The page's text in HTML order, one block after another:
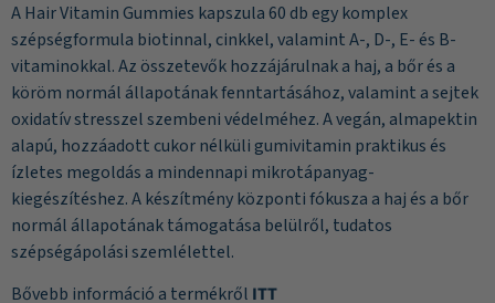
A Hair Vitamin Gummies kapszula 60 db egy komplex
szépségformula biotinnal, cinkkel, valamint A-, D-, E- és B-
vitaminokkal. Az összetevők hozzájárulnak a haj, a bőr és a
köröm normál állapotának fenntartásához, valamint a sejtek
oxidatív stresszel szembeni védelméhez. A vegán, almapektin
alapú, hozzáadott cukor nélküli gumivitamin praktikus és
ízletes megoldás a mindennapi mikrotápanyag-
kiegészítéshez. A készítmény központi fókusza a haj és a bőr
normál állapotának támogatása belülről, tudatos
szépségápolási szemlélettel.
Bővebb információ a termékről ITT